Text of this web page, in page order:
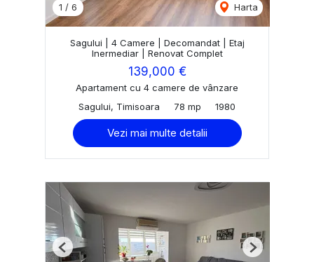
1 / 6 Harta
Sagului | 4 Camere | Decomandat | Etaj
Inermediar | Renovat Complet
139,000 €
Apartament cu 4 camere de vânzare
Sagului, Timisoara
78 mp 1980
Vezi mai multe detalii
Previous Next